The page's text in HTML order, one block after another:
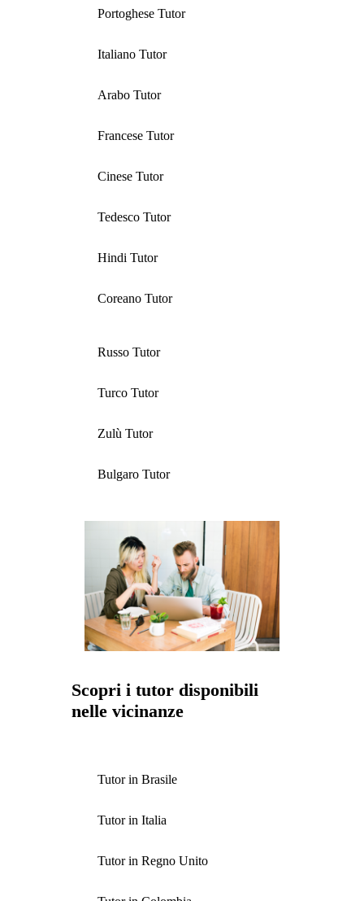
Portoghese Tutor
Italiano Tutor
Arabo Tutor
Francese Tutor
Cinese Tutor
Tedesco Tutor
Hindi Tutor
Coreano Tutor
Russo Tutor
Turco Tutor
Zulù Tutor
Bulgaro Tutor
Scopri i tutor disponibili
nelle vicinanze
Tutor in Brasile
Tutor in Italia
Tutor in Regno Unito